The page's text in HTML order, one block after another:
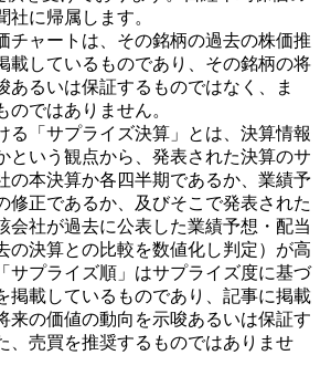
に帰属します。
チャートは、その銘柄の過去の株価推
載しているものであり、その銘柄の将
あるいは保証するものではなく、ま
のではありません。
る「サプライズ決算」とは、決算情報
という観点から、発表された決算のサ
の本決算か各四半期であるか、業績予
修正であるか、及びそこで発表された
会社が過去に公表した業績予想・配当
の決算との比較を数値化し判定）が高
サプライズ順」はサプライズ度に基づ
掲載しているものであり、記事に掲載
来の価値の動向を示唆あるいは保証す
、売買を推奨するものではありませ